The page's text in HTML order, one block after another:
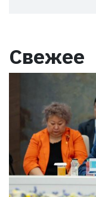
Свежее